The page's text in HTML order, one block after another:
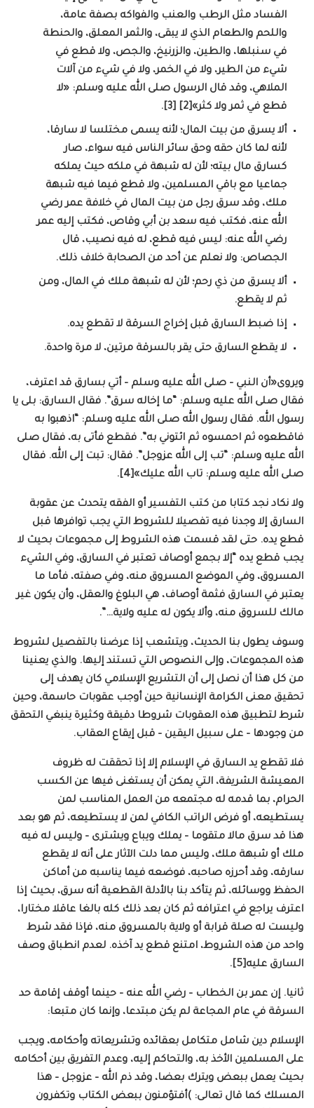
الفساد مثل الرطب والعنب والفواكه بصفة عامة،
واللحم والطعام الذي لا يبقى، والثمر المعلق، والحنطة
في سنبلها، والطين، والزرنيخ، والجص، ولا قطع في
شيء من الطير، ولا في الخمر، ولا في شيء من آلات
الملاهي، وقد قال الرسول صلى الله عليه وسلم: «لا
قطع في ثمر ولا كثر»[2] [3].
ألا يسرق من بيت المال؛ لأنه يسمى مختلسا لا سارقا،
لأنه لما كان حقه وحق سائر الناس فيه سواء، صار
كسارق مال بيته؛ لأن له شبهة في ملكه حيث يملكه
جماعيا مع باقي المسلمين، ولا قطع فيما فيه شبهة
ملك، وقد سرق رجل من بيت المال في خلافة عمر رضي
الله عنه، فكتب فيه سعد بن أبي وقاص، فكتب إليه عمر
رضي الله عنه: ليس فيه قطع، له فيه نصيب، قال
الجصاص: ولا نعلم عن أحد من الصحابة خلاف ذلك.
ألا يسرق من ذي رحم؛ لأن له شبهة ملك في المال، ومن
ثم لا يقطع.
إذا ضبط السارق قبل إخراج السرقة لا تقطع يده.
لا يقطع السارق حتى يقر بالسرقة مرتين، لا مرة واحدة.
ويروى«أن النبي – صلى الله عليه وسلم – أتي بسارق قد اعترف،
فقال صلى الله عليه وسلم: “ما إخاله سرق”. فقال السارق: بلى يا
رسول الله. فقال رسول الله صلى الله عليه وسلم: “اذهبوا به
فاقطعوه ثم احمسوه ثم ائتوني به”. فقطع فأتى به، فقال صلى
الله عليه وسلم: “تب إلى الله عزوجل”. فقال: تبت إلى الله. فقال
صلى الله عليه وسلم: تاب الله عليك»[4].
ولا نكاد نجد كتابا من كتب التفسير أو الفقه يتحدث عن عقوبة
السارق إلا وجدنا فيه تفصيلا للشروط التي يجب توافرها قبل
قطع يده. حتى لقد قسمت هذه الشروط إلى مجموعات بحيث لا
يجب قطع يده “إلا بجمع أوصاف تعتبر في السارق، وفي الشيء
المسروق، وفي الموضع المسروق منه، وفي صفته، فأما ما
يعتبر في السارق فثمة أوصاف، هي البلوغ والعقل، وأن يكون غير
مالك للسروق منه، وألا يكون له عليه ولاية…”.
وسوف يطول بنا الحديث، ويتشعب إذا عرضنا بالتفصيل لشروط
هذه المجموعات، وإلى النصوص التي تستند إليها. والذي يعنينا
من كل هذا أن نصل إلى أن التشريع الإسلامي كان يهدف إلى
تحقيق معنى الكرامة الإنسانية حين أوجب عقوبات حاسمة، وحين
شرط لتطبيق هذه العقوبات شروطا دقيقة وكثيرة ينبغي التحقق
من وجودها – على سبيل اليقين – قبل إيقاع العقاب.
فلا تقطع يد السارق في الإسلام إلا إذا تحققت له ظروف
المعيشة الشريفة، التي يمكن أن يستغنى فيها عن الكسب
الحرام، بما قدمه له مجتمعه من العمل المناسب لمن
يستطيعه، أو فرض الراتب الكافي لمن لا يستطيعه، ثم هو بعد
هذا قد سرق مالا متقوما – يملك ويباع ويشترى – وليس له فيه
ملك أو شبهة ملك، وليس مما دلت الآثار على أنه لا يقطع
سارقه، وقد أحرزه صاحبه، فوضعه فيما يناسبه من أماكن
الحفظ ووسائله، ثم يتأكد بنا بالأدلة القطعية أنه سرق، بحيث إذا
اعترف يراجع في اعترافه ثم كان بعد ذلك كله بالغا عاقلا مختارا،
وليست له صلة قرابة أو ولاية بالمسروق منه، فإذا فقد شرط
واحد من هذه الشروط، امتنع قطع يد آخذه. لعدم انطباق وصف
السارق عليه[5].
ثانيا. إن عمر بن الخطاب – رضي الله عنه – حينما أوقف إقامة حد
السرقة في عام المجاعة لم يكن مبتدعا، وإنما كان متبعا:
الإسلام دين شامل متكامل بعقائده وتشريعاته وأحكامه، ويجب
على المسلمين الأخذ به، والتحاكم إليه، وعدم التفريق بين أحكامه
بحيث يعمل ببعض ويترك بعضا، وقد ذم الله – عزوجل – هذا
المسلك كما قال تعالى: )أفتؤمنون ببعض الكتاب وتكفرون